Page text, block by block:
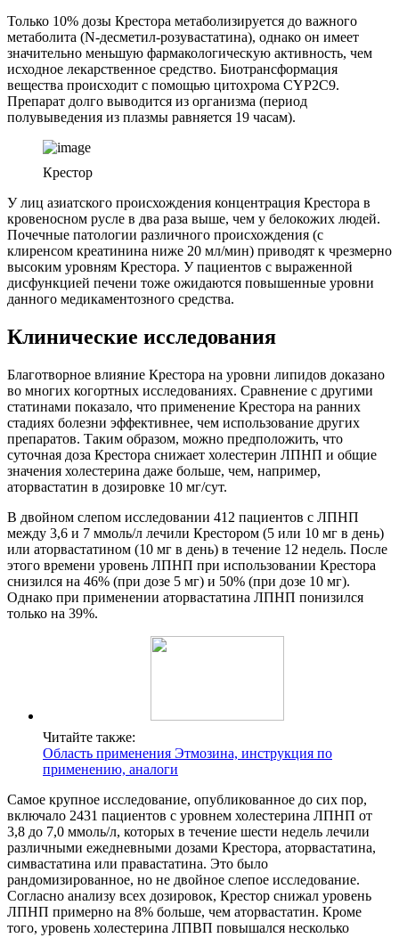
Только 10% дозы Крестора метаболизируется до важного
метаболита (N-десметил-розувастатина), однако он имеет
значительно меньшую фармакологическую активность, чем
исходное лекарственное средство. Биотрансформация
вещества происходит с помощью цитохрома CYP2C9.
Препарат долго выводится из организма (период
полувыведения из плазмы равняется 19 часам).
Крестор
У лиц азиатского происхождения концентрация Крестора в
кровеносном русле в два раза выше, чем у белокожих людей.
Почечные патологии различного происхождения (с
клиренсом креатинина ниже 20 мл/мин) приводят к чрезмерно
высоким уровням Крестора. У пациентов с выраженной
дисфункцией печени тоже ожидаются повышенные уровни
данного медикаментозного средства.
Клинические исследования
Благотворное влияние Крестора на уровни липидов доказано
во многих когортных исследованиях. Сравнение с другими
статинами показало, что применение Крестора на ранних
стадиях болезни эффективнее, чем использование других
препаратов. Таким образом, можно предположить, что
суточная доза Крестора снижает холестерин ЛПНП и общие
значения холестерина даже больше, чем, например,
аторвастатин в дозировке 10 мг/сут.
В двойном слепом исследовании 412 пациентов с ЛПНП
между 3,6 и 7 ммоль/л лечили Крестором (5 или 10 мг в день)
или аторвастатином (10 мг в день) в течение 12 недель. После
этого времени уровень ЛПНП при использовании Крестора
снизился на 46% (при дозе 5 мг) и 50% (при дозе 10 мг).
Однако при применении аторвастатина ЛПНП понизился
только на 39%.
Читайте также:
Область применения Этмозина, инструкция по
применению, аналоги
Самое крупное исследование, опубликованное до сих пор,
включало 2431 пациентов с уровнем холестерина ЛПНП от
3,8 до 7,0 ммоль/л, которых в течение шести недель лечили
различными ежедневными дозами Крестора, аторвастатина,
симвастатина или правастатина. Это было
рандомизированное, но не двойное слепое исследование.
Согласно анализу всех дозировок, Крестор снижал уровень
ЛПНП примерно на 8% больше, чем аторвастатин. Кроме
того, уровень холестерина ЛПВП повышался несколько